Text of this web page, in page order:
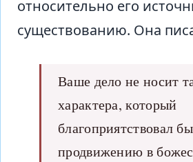
относительно его
существованию. Она
Ваше дело не носит
характера, который
благоприятствовал бы
продвижению в